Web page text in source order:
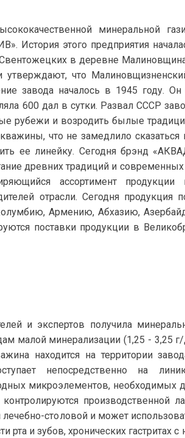
минеральной
История этого предприятия
в деревне
утверждают, что
завода началось в 1945 году.
600 дал в сутки. Развал СССР
рубежи и возродить былые
что не замедлило
ее линейку. Сегодня брэнд
древних традиций и современных
ассортимент
отрасли. Сегодня продукция
Армению, Абхазию,
поставки продукции в
и экспертов получила
малой минерализации (1,25 - 3,25
находится на территории
непосредственно на
микроэлементов, необходимых
производственной
столовой и может
рта и зубов, хронических гастритах